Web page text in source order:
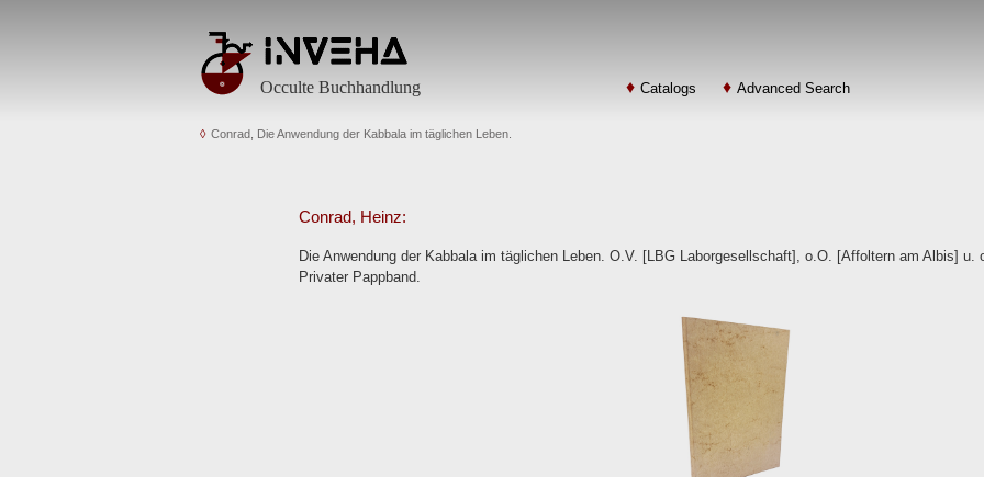
Occulte Buchhandlung Catalogs Advanced Search
Conrad, Die Anwendung der Kabbala im täglichen Leben.
Conrad, Heinz:
Die Anwendung der Kabbala im täglichen Leben. O.V. [LBG Laborgesellschaft], o.O. [Affoltern am Albis] u.
Privater Pappband.